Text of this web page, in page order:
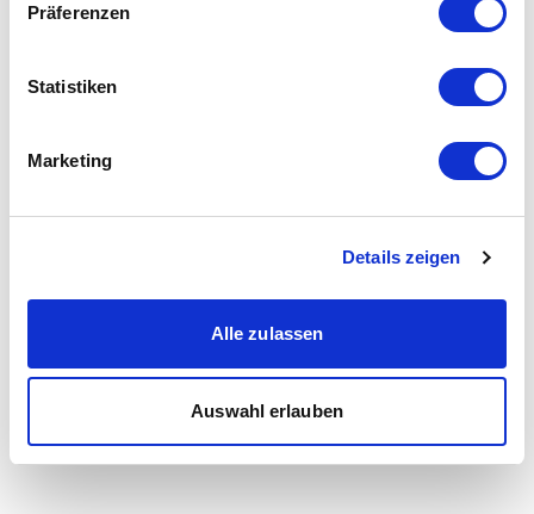
Präferenzen
Statistiken
Marketing
Details zeigen
Alle zulassen
Auswahl erlauben